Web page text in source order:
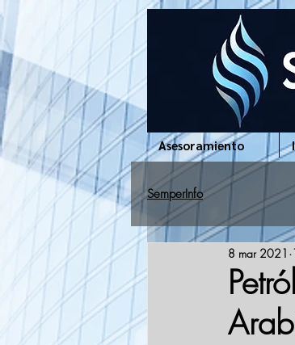
Asesoramiento
SemperInfo
8 mar 2021